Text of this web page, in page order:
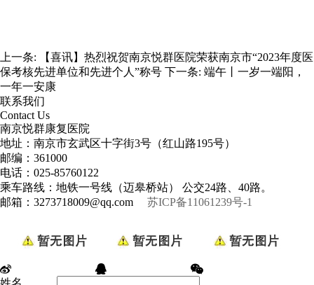
上一条:
【喜讯】热烈祝贺南京悦群医院荣获南京市“2023年度医
保考核先进单位和先进个人”称号 下一条: 端午丨一岁一端阳，
一年一安康
联系我们
Contact Us
南京悦群康复医院
地址：南京市玄武区十字街3号（红山路195号）
邮编：361000
电话：025-85760122
乘车路线：地铁一号线（迈皋桥站） 公交24路、40路。
邮箱：3273718009@qq.com 苏ICP备11061239号-1
姓名